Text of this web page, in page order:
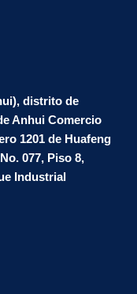
distrito de
Anhui Comercio
1201 de Huafeng
077, Piso 8,
Industrial